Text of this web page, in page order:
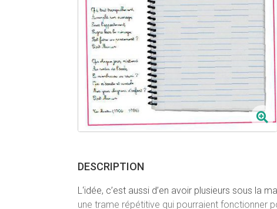
DESCRIPTION
L‘idée, c’est aussi d’en avoir plusieurs sous
une trame répétitive qui pourraient fonctionner